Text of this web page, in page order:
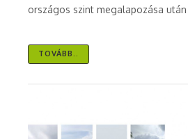
országos szint megalapozása
TOVÁBB..